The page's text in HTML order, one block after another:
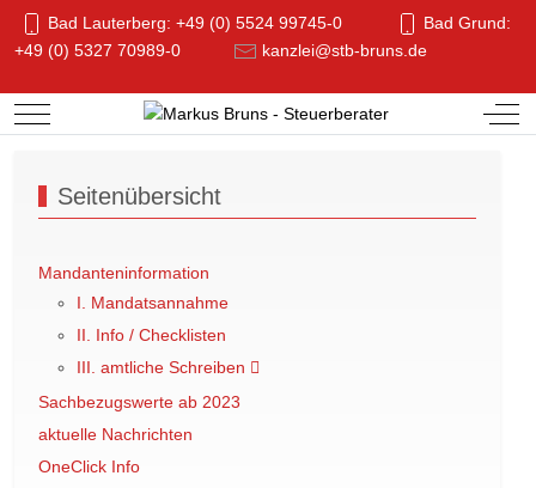
Bad Lauterberg: +49 (0) 5524 99745-0
Bad Grund:
+49 (0) 5327 70989-0
kanzlei@stb-bruns.de
Mobile Menu Toggle Off-
Seitenübersicht
Mandanteninformation
I. Mandatsannahme
II. Info / Checklisten
III. amtliche Schreiben
Sachbezugswerte ab 2023
aktuelle Nachrichten
OneClick Info